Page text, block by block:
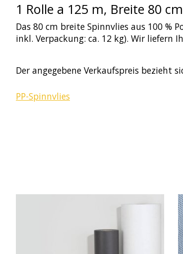
1 Rolle a 125 m, Breite 80 cm
Das 80 cm breite Spinnvlies aus 100 %
inkl. Verpackung: ca. 12 kg). Wir liefern
Der angegebene Verkaufspreis bezieht
PP-Spinnvlies